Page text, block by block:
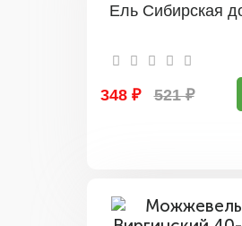
Ель Сибирская
348 ₽ 521 ₽